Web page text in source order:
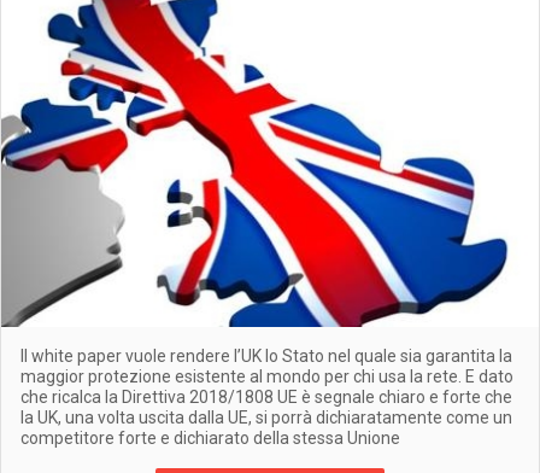
Il white paper vuole rendere l’UK lo Stato nel quale sia garantita la
maggior protezione esistente al mondo per chi usa la rete. E dato
che ricalca la Direttiva 2018/1808 UE è segnale chiaro e forte che
la UK, una volta uscita dalla UE, si porrà dichiaratamente come un
competitore forte e dichiarato della stessa Unione